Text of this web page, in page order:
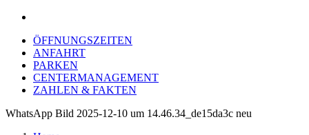
ÖFFNUNGSZEITEN
ANFAHRT
PARKEN
CENTERMANAGEMENT
ZAHLEN & FAKTEN
WhatsApp Bild 2025-12-10 um 14.46.34_de15da3c neu